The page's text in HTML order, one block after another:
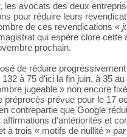
les avocats des deux
pour réduire leurs
de ces revendications «
qui espère clore cette
prochain.
de réduire
à 75 d'ici la fin juin, à 35
jugeable » non encore
préprocès prévue pour le 17
contrepartie que Google
affirmations d'antériorités et
à trois « motifs de nullité »